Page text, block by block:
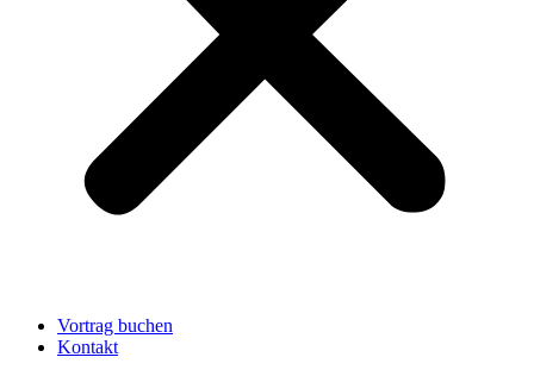
Vortrag buchen
Kontakt